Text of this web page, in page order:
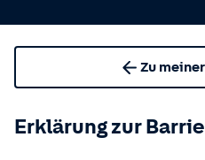
Zu
Erklärung zur